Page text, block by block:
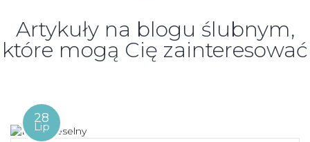
Artykuły na blogu ślubnym,
które mogą Cię zainteresować
28
Lip